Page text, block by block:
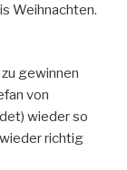
Weihnachten.
gewinnen
von
wieder so
richtig